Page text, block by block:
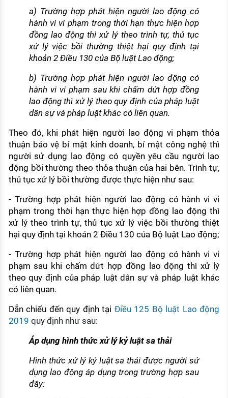
a) Trường hợp phát hiện người lao động có
hành vi vi phạm trong thời hạn thực hiện hợp
đồng lao động thì xử lý theo trình tự, thủ tục
xử lý việc bồi thường thiệt hại quy định tại
khoản 2 Điều 130 của Bộ luật Lao động;
b) Trường hợp phát hiện người lao động có
hành vi vi phạm sau khi chấm dứt hợp đồng
lao động thì xử lý theo quy định của pháp luật
dân sự và pháp luật khác có liên quan.
Theo đó, khi phát hiện người lao động vi phạm thỏa
thuận bảo vệ bí mật kinh doanh, bí mật công nghệ thì
người sử dụng lao động có quyền yêu cầu người lao
động bồi thường theo thỏa thuận của hai bên. Trình tự,
thủ tục xử lý bồi thường được thực hiện như sau:
- Trường hợp phát hiện người lao động có hành vi vi
phạm trong thời hạn thực hiện hợp đồng lao động thì
xử lý theo trình tự, thủ tục xử lý việc bồi thường thiệt
hại quy định tại khoản 2 Điều 130 của Bộ luật Lao động;
- Trường hợp phát hiện người lao động có hành vi vi
phạm sau khi chấm dứt hợp đồng lao động thì xử lý
theo quy định của pháp luật dân sự và pháp luật khác
có liên quan.
Dẫn chiếu đến quy định tại Điều 125 Bộ luật Lao động
2019 quy định như sau:
Áp dụng hình thức xử lý kỷ luật sa thải
Hình thức xử lý kỷ luật sa thải được người sử
dụng lao động áp dụng trong trường hợp sau
đây: